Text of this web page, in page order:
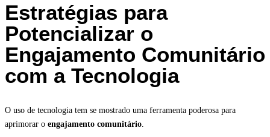
Estratégias para
Potencializar o
Engajamento Comunitário
com a Tecnologia
O uso de tecnologia tem se mostrado uma ferramenta poderosa para
aprimorar o engajamento comunitário.